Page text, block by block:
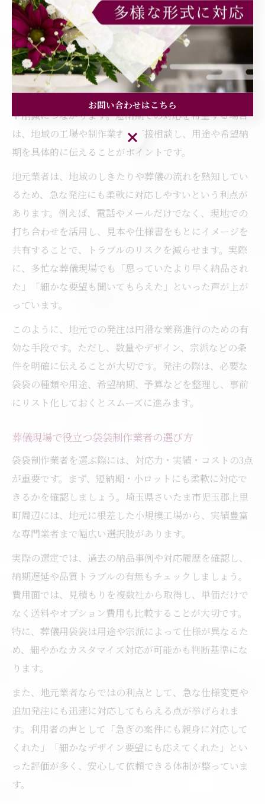
地元で葬儀袋袋を効率的に発注する方法
葬儀の進行において、袋袋の手配は意外と重要な業務で
す。特に埼玉県さいたま市児玉郡上里町のような地域密
着型のエリアでは、地元業者への発注が納期短縮やコス
ト削減につながります。短納期での対応を希望する場合
は、地域の工場や制作業者に直接相談し、用途や希望納
期を具体的に伝えることがポイントです。
地元業者は、地域のしきたりや葬儀の流れを熟知してい
るため、急な発注にも柔軟に対応しやすいという利点が
あります。例えば、電話やメールだけでなく、現地での
打ち合わせを活用し、見本や仕様書をもとにイメージを
共有することで、トラブルのリスクを減らせます。実際
に、多忙な葬儀現場でも「思っていたより早く納品され
た」「細かな要望も聞いてもらえた」といった声が上が
っています。
このように、地元での発注は円滑な業務進行のための有
効な手段です。ただし、数量やデザイン、宗派などの条
件を明確に伝えることが大切です。発注の際は、必要な
袋袋の種類や用途、希望納期、予算などを整理し、事前
にリスト化しておくとスムーズに進みます。
葬儀現場で役立つ袋袋制作業者の選び方
袋袋制作業者を選ぶ際には、対応力・実績・コストの3点
が重要です。まず、短納期・小ロットにも柔軟に対応で
きるかを確認しましょう。埼玉県さいたま市児玉郡上里
町周辺には、地元に根差した小規模工場から、実績豊富
な専門業者まで幅広い選択肢があります。
実際の選定では、過去の納品事例や対応履歴を確認し、
納期遅延や品質トラブルの有無もチェックしましょう。
費用面では、見積もりを複数社から取得し、単価だけで
なく送料やオプション費用も比較することが大切です。
特に、葬儀用袋袋は用途や宗派によって仕様が異なるた
め、細やかなカスタマイズ対応が可能かも判断基準にな
ります。
また、地元業者ならではの利点として、急な仕様変更や
追加発注にも迅速に対応してもらえる点が挙げられま
す。利用者の声として「急ぎの案件にも親身に対応して
くれた」「細かなデザイン要望にも応えてくれた」とい
った評価が多く、安心して依頼できる体制が整っていま
す。
お問い合わせはこちら
お問い合わせはこちら